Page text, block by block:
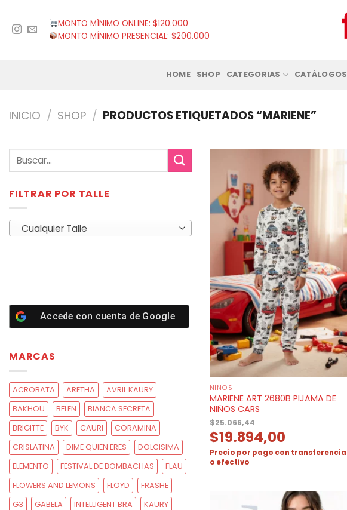
contenido
MONTO MÍNIMO ONLINE: $120.000
MONTO MÍNIMO PRESENCIAL: $200.000
HOME SHOP CATEGORIAS CATÁLOGOS
INICIO / SHOP / PRODUCTOS ETIQUETADOS “MARIENE”
Buscar
FILTRAR POR TALLE
Cualquier Talle
Accede con cuenta de Google
MARCAS
ACROBATA ARETHA
AVRIL KAURY
BAKHOU
BELEN
BIANCA SECRETA
BRIGITTE
BYK CAURI
CORAMINA
CRISLATINA
DIME QUIEN ERES
DOLCISIMA
ELEMENTO
FESTIVAL DE BOMBACHAS
FLAU
FLOWERS AND LEMONS
FLOYD
FRASHE
G3
GABELA INTELLIGENT BRA
KAURY
NIÑOS
MARIENE ART 2680B PIJAMA DE
NIÑOS CARS
$25.066,44
$19.894,00
Precio por pago con transferencia
o efectivo